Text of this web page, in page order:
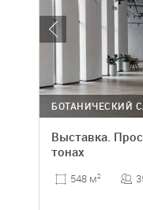
БОТАНИЧЕСКИЙ
Выставка.
тонах
548 м2